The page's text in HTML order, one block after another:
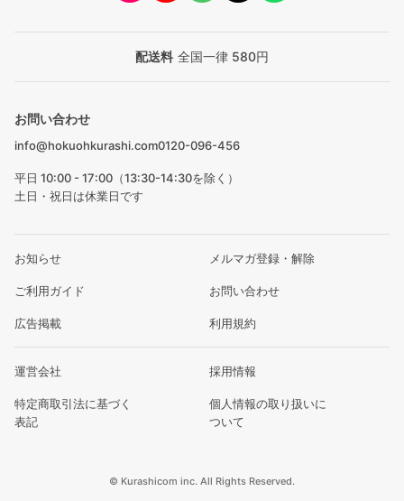
配送料 全国一律 580円
お問い合わせ
info@hokuohkurashi.com0120-096-456
平日 10:00 - 17:00（13:30-14:30を除く）
土日・祝日は休業日です
お知らせ メルマガ登録・解除
ご利用ガイド お問い合わせ
広告掲載 利用規約
運営会社 採用情報
特定商取引法に基づく
表記
個人情報の取り扱いに
ついて
© Kurashicom inc. All Rights Reserved.